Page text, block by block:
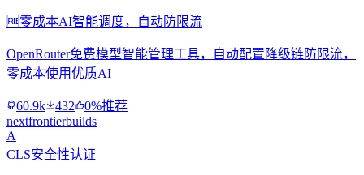
🆓零成本AI智能调度，自动防限流
OpenRouter免费模型智能管理工具，自动配置降级链防限流，
零成本使用优质AI
60.9k 432
0%推荐
nextfrontierbuilds
A
CLS安全性认证